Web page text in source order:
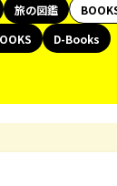
旅の図鑑
D-Books